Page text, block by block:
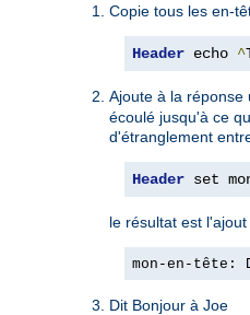
Copie tous les en-
Header echo ^
Ajoute à la réponse
écoulé jusqu'à ce
d'étranglement
Header set
le résultat est
mon-en-tête:
Dit Bonjour à Joe